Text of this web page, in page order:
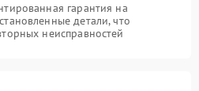
гарантия на
детали, что
неисправностей